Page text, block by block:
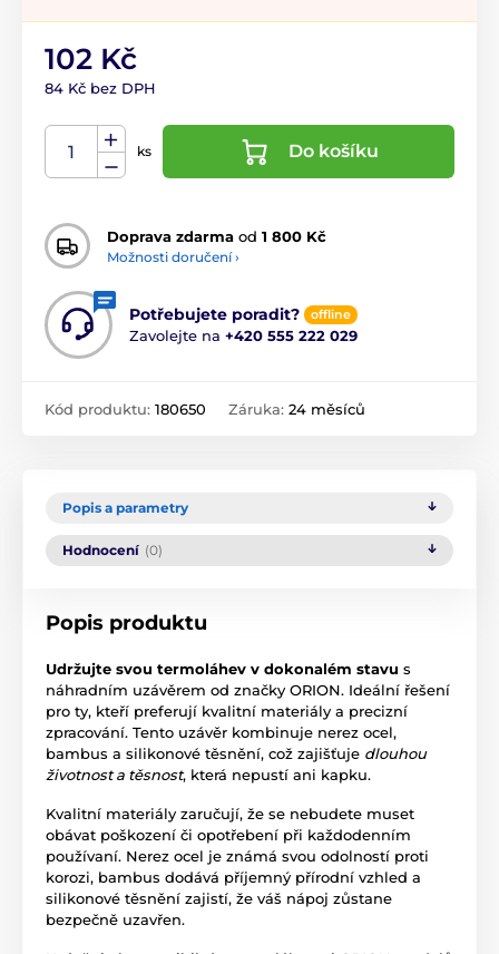
102 Kč
84 Kč bez DPH
ks Do košíku
Doprava zdarma od 1 800 Kč
Možnosti doručení ›
Potřebujete poradit? offline
Zavolejte na +420 555 222 029
Kód produktu: 180650 Záruka: 24 měsíců
Popis a parametry
Hodnocení (0)
Popis produktu
Udržujte svou termoláhev v dokonalém stavu s
náhradním uzávěrem od značky ORION. Ideální řešení
pro ty, kteří preferují kvalitní materiály a precizní
zpracování. Tento uzávěr kombinuje nerez ocel,
bambus a silikonové těsnění, což zajišťuje dlouhou
životnost a těsnost, která nepustí ani kapku.
Kvalitní materiály zaručují, že se nebudete muset
obávat poškození či opotřebení při každodenním
používaní. Nerez ocel je známá svou odolností proti
korozi, bambus dodává příjemný přírodní vzhled a
silikonové těsnění zajistí, že váš nápoj zůstane
bezpečně uzavřen.